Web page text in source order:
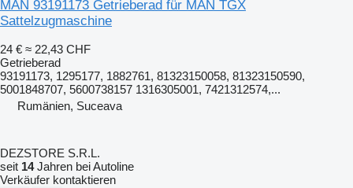
MAN 93191173 Getrieberad für MAN TGX
Sattelzugmaschine
24 € ≈ 22,43 CHF
Getrieberad
93191173, 1295177, 1882761, 81323150058, 81323150590,
5001848707, 5600738157 1316305001, 7421312574,...
Rumänien, Suceava
DEZSTORE S.R.L.
seit 14Jahren bei Autoline
Verkäufer kontaktieren